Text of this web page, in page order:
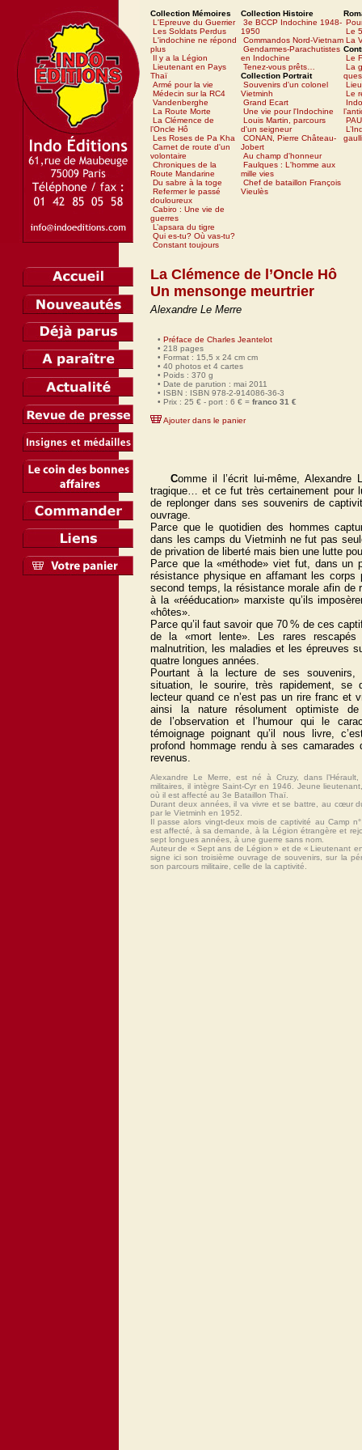
Collection Mémoires
L'Epreuve du Guerrier
Les Soldats Perdus
L'indochine ne répond
plus
Il y a la Légion
Lieutenant en Pays
Thaï
Armé pour la vie
Médecin sur la RC4
Vandenberghe
La Route Morte
La Clémence de
l’Oncle Hô
Les Roses de Pa Kha
Carnet de route d'un
volontaire
Chroniques de la
Route Mandarine
Du sabre à la toge
Refermer le passé
douloureux
Cabiro : Une vie de
guerres
L’apsara du tigre
Qui es-tu? Où vas-tu?
Constant toujours
Collection Histoire
3e BCCP Indochine 1948-
1950
Commandos Nord-Vietnam
Gendarmes-Parachutistes
en Indochine
Tenez-vous prêts…
Collection Portrait
Souvenirs d'un colonel
Vietminh
Grand Ecart
Une vie pour l'Indochine
Louis Martin, parcours
d'un seigneur
CONAN, Pierre Château-
Jobert
Au champ d'honneur
Faulques : L'homme aux
mille vies
Chef de bataillon François
Vieulès
Le
La
Le
La
Le
La Clémence de l’Oncle Hô
Un mensonge meurtrier
Alexandre Le Merre
• Préface de Charles Jeantelot
• 218 pages
• Format : 15,5 x 24 cm cm
• 40 photos et 4 cartes
• Poids : 370 g
• Date de parution : mai 2011
• ISBN : ISBN 978-2-914086-36-3
• Prix : 25 € - port : 6 € = franco 31 €
Ajouter dans le panier
Comme il l’écrit lui-même, Alexandre
tragique… et ce fut très certainement pour
de replonger dans ses souvenirs de
ouvrage.
Parce que le quotidien des hommes
dans les camps du Vietminh ne fut pas
de privation de liberté mais bien une lutte
Parce que la «méthode» viet fut, dans un
résistance physique en affamant les corps
second temps, la résistance morale afin de
à la «rééducation» marxiste qu’ils
«hôtes».
Parce qu’il faut savoir que 70 % de ces
de la «mort lente». Les rares rescapés
malnutrition, les maladies et les épreuves
quatre longues années.
Pourtant à la lecture de ses souvenirs,
situation, le sourire, très rapidement, se
lecteur quand ce n’est pas un rire franc et
ainsi la nature résolument optimiste
de
l’observation et l’humour qui le
témoignage poignant qu’il nous livre,
profond hommage rendu à ses camarades
revenus.
Alexandre Le Merre, est né à Cruzy, dans
militaires, il intègre Saint-Cyr en 1946. Jeune
où il est affecté au 3e Bataillon Thaï.
Durant deux années, il va vivre et se battre, au cœur
par le Vietminh en 1952.
Il passe alors vingt-deux mois de captivité au Camp
est affecté, à sa demande, à la Légion étrangère et
sept longues années, à une guerre sans nom.
Auteur de « Sept ans de Légion » et de « Lieutenant
signe ici son troisième ouvrage de souvenirs, sur la
son parcours militaire, celle de la captivité.